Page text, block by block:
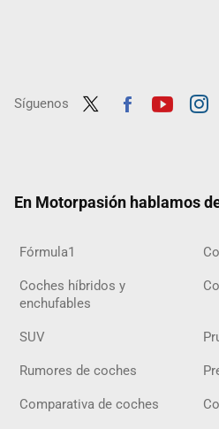
Síguenos
En Motorpasión hablamos
Fórmula1
Coches híbridos y
enchufables
SUV
Rumores de coches
Comparativa de coches